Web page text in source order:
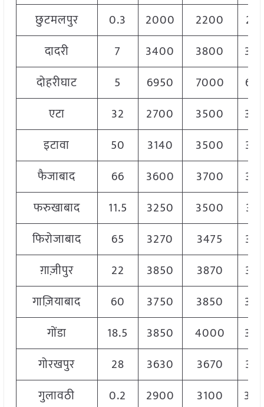
छुटमलपुर
0.3 2000 2200
दादरी
7 3400 3800
दोहरीघाट
5 6950 7000
एटा
32 2700 3500
इटावा
50 3140 3500
फैजाबाद
66 3600 3700
फरुखाबाद
11.5 3250 3500
फिरोजाबाद
65 3270 3475
ग़ाज़ीपुर
22 3850 3870
गाज़ियाबाद
60 3750 3850
गोंडा
18.5 3850 4000
गोरखपुर
28 3630 3670
गुलावठी
0.2 2900 3100